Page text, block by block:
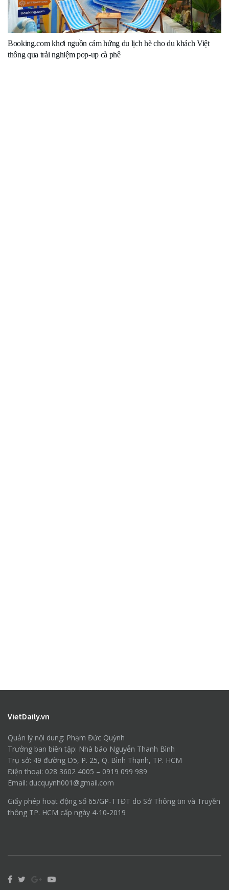
Booking.com khơi nguồn cảm hứng du lịch hè cho du khách Việt
thông qua trải nghiệm pop-up cà phê
VietDaily.vn
Quản lý nội dung: Phạm Đức Quỳnh
Trưởng ban biên tập: Nhà báo Nguyễn Thanh Bình
Trụ sở: 49 đường D5, P. 25, Q. Bình Thạnh, TP. HCM
Điện thoại: 028 3602 4005 – 0919 099 989
Email: ducquynh001@gmail.com
Giấy phép hoạt động số 65/GP-TTĐT do Sở Thông tin và Truyền
thông TP. HCM cấp ngày 4-10-2019